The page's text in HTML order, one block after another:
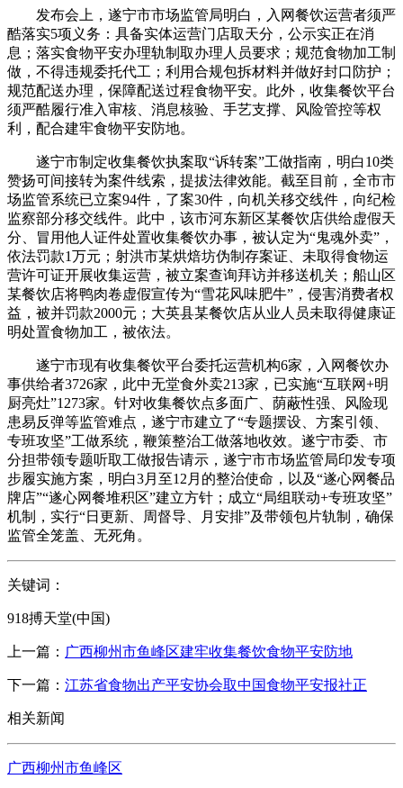
发布会上，遂宁市市场监管局明白，入网餐饮运营者须严
酷落实5项义务：具备实体运营门店取天分，公示实正在消
息；落实食物平安办理轨制取办理人员要求；规范食物加工制
做，不得违规委托代工；利用合规包拆材料并做好封口防护；
规范配送办理，保障配送过程食物平安。此外，收集餐饮平台
须严酷履行准入审核、消息核验、手艺支撑、风险管控等权
利，配合建牢食物平安防地。
遂宁市制定收集餐饮执案取“诉转案”工做指南，明白10类
赞扬可间接转为案件线索，提拔法律效能。截至目前，全市市
场监管系统已立案94件，了案30件，向机关移交线件，向纪检
监察部分移交线件。此中，该市河东新区某餐饮店供给虚假天
分、冒用他人证件处置收集餐饮办事，被认定为“鬼魂外卖”，
依法罚款1万元；射洪市某烘焙坊伪制存案证、未取得食物运
营许可证开展收集运营，被立案查询拜访并移送机关；船山区
某餐饮店将鸭肉卷虚假宣传为“雪花风味肥牛”，侵害消费者权
益，被并罚款2000元；大英县某餐饮店从业人员未取得健康证
明处置食物加工，被依法。
遂宁市现有收集餐饮平台委托运营机构6家，入网餐饮办
事供给者3726家，此中无堂食外卖213家，已实施“互联网+明
厨亮灶”1273家。针对收集餐饮点多面广、荫蔽性强、风险现
患易反弹等监管难点，遂宁市建立了“专题摆设、方案引领、
专班攻坚”工做系统，鞭策整治工做落地收效。遂宁市委、市
分担带领专题听取工做报告请示，遂宁市市场监管局印发专项
步履实施方案，明白3月至12月的整治使命，以及“遂心网餐品
牌店”“遂心网餐堆积区”建立方针；成立“局组联动+专班攻坚”
机制，实行“日更新、周督导、月安排”及带领包片轨制，确保
监管全笼盖、无死角。
关键词：
918搏天堂(中国)
上一篇： 广西柳州市鱼峰区建牢收集餐饮食物平安防地
下一篇： 江苏省食物出产平安协会取中国食物平安报社正
相关新闻
广西柳州市鱼峰区